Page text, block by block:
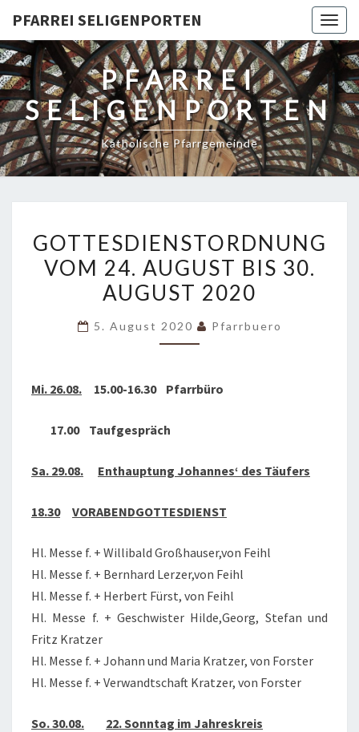
PFARREI SELIGENPORTEN
PFARREI
SELIGENPORTEN
Katholische Pfarrgemeinde
VOM
24.
AUGUST
30.
GOTTESDIENSTORDNUNG
VOM 24. AUGUST BIS 30.
AUGUST 2020
5. August 2020 Pfarrbuero
Mi. 26.08. 15.00-16.30 Pfarrbüro
17.00 Taufgespräch
Sa. 29.08. Enthauptung Johannes‘ des Täufers
18.30 VORABENDGOTTESDIENST
Hl. Messe f. + Willibald Großhauser,von Feihl
Hl. Messe f. + Bernhard Lerzer,von Feihl
Hl. Messe f. + Herbert Fürst, von Feihl
Hl. Messe f. + Geschwister Hilde,Georg, Stefan und
Fritz Kratzer
Hl. Messe f. + Johann und Maria Kratzer, von Forster
Hl. Messe f. + Verwandtschaft Kratzer, von Forster
So. 30.08. 22. Sonntag im Jahreskreis